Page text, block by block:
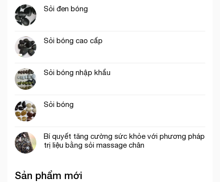
Sỏi đen bóng
Sỏi bóng cao cấp
Sỏi bóng nhập khẩu
Sỏi bóng
Bí quyết tăng cường sức khỏe với phương pháp
trị liệu bằng sỏi massage chân
Sản phẩm mới